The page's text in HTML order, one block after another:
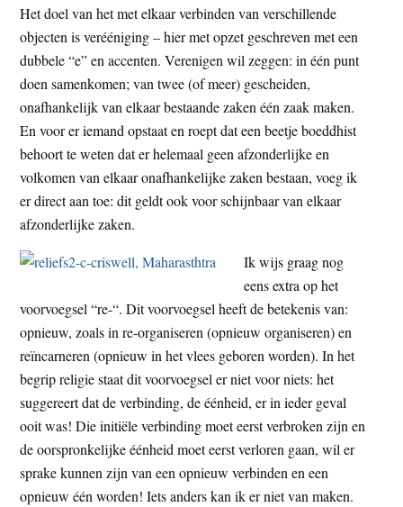
Het doel van het met elkaar verbinden van verschillende
objecten is verééniging – hier met opzet geschreven met een
dubbele “e” en accenten. Verenigen wil zeggen: in één punt
doen samenkomen; van twee (of meer) gescheiden,
onafhankelijk van elkaar bestaande zaken één zaak maken.
En voor er iemand opstaat en roept dat een beetje boeddhist
behoort te weten dat er helemaal geen afzonderlijke en
volkomen van elkaar onafhankelijke zaken bestaan, voeg ik
er direct aan toe: dit geldt ook voor schijnbaar van elkaar
afzonderlijke zaken.
Ik wijs graag nog
eens extra op het
voorvoegsel “re-“. Dit voorvoegsel heeft de betekenis van:
opnieuw, zoals in re-organiseren (opnieuw organiseren) en
reïncarneren (opnieuw in het vlees geboren worden). In het
begrip religie staat dit voorvoegsel er niet voor niets: het
suggereert dat de verbinding, de éénheid, er in ieder geval
ooit was! Die initiële verbinding moet eerst verbroken zijn en
de oorspronkelijke éénheid moet eerst verloren gaan, wil er
sprake kunnen zijn van een opnieuw verbinden en een
opnieuw één worden! Iets anders kan ik er niet van maken.